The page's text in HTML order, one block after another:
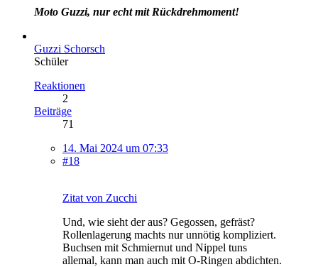
Moto Guzzi, nur echt mit Rückdrehmoment!
Guzzi Schorsch
Schüler
Reaktionen
2
Beiträge
71
14. Mai 2024 um 07:33
#18
Zitat von Zucchi
Und, wie sieht der aus? Gegossen, gefräst?
Rollenlagerung machts nur unnötig kompliziert.
Buchsen mit Schmiernut und Nippel tuns
allemal, kann man auch mit O-Ringen abdichten.